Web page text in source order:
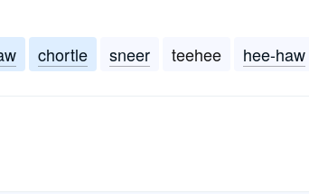
chortle sneer teehee hee-haw